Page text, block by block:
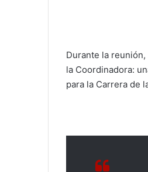
Durante la
la Coordinadora:
para la Carrera de